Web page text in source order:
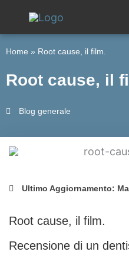
contenuto
Home » Root cause, il film.
Root cause, il
Blog generale
Ultimo Aggiornamento:
Root cause, il film.
Recensione di un